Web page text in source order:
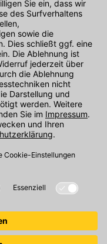
von 08:00 - 17:00
151für Sie erreichbar.
nutzen.
finden Sie